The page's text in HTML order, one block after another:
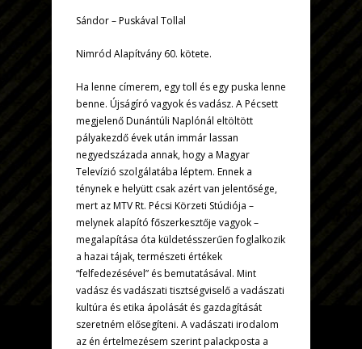
Sándor – Puskával Tollal
Nimród Alapítvány 60. kötete.
Ha lenne címerem, egy toll és egy puska lenne
benne. Újságíró vagyok és vadász. A Pécsett
megjelenő Dunántúli Naplónál eltöltött
pályakezdő évek után immár lassan
negyedszázada annak, hogy a Magyar
Televízió szolgálatába léptem. Ennek a
ténynek e helyütt csak azért van jelentősége,
mert az MTV Rt. Pécsi Körzeti Stúdiója –
melynek alapító főszerkesztője vagyok –
megalapítása óta küldetésszerűen foglalkozik
a hazai tájak, természeti értékek
“felfedezésével” és bemutatásával. Mint
vadász és vadászati tisztségviselő a vadászati
kultúra és etika ápolását és gazdagítását
szeretném elősegíteni. A vadászati irodalom
az én értelmezésem szerint palackposta a